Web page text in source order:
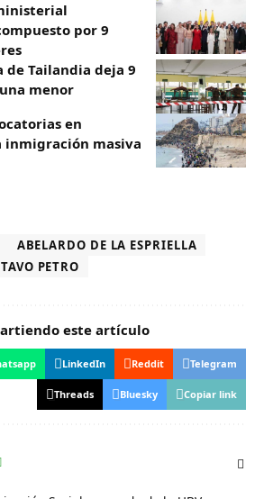
por 9
de Tailandia deja 9
menor
en
inmigración masiva
ABELARDO DE LA ESPRIELLA
PETRO
este artículo
LinkedIn Reddit Telegram
Threads Bluesky Copiar link